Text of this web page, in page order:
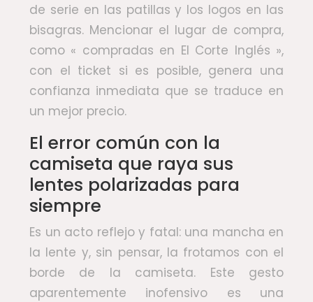
de serie en las patillas y los logos en las
bisagras. Mencionar el lugar de compra,
como « compradas en El Corte Inglés »,
con el ticket si es posible, genera una
confianza inmediata que se traduce en
un mejor precio.
El error común con la
camiseta que raya sus
lentes polarizadas para
siempre
Es un acto reflejo y fatal: una mancha en
la lente y, sin pensar, la frotamos con el
borde de la camiseta. Este gesto
aparentemente inofensivo es una